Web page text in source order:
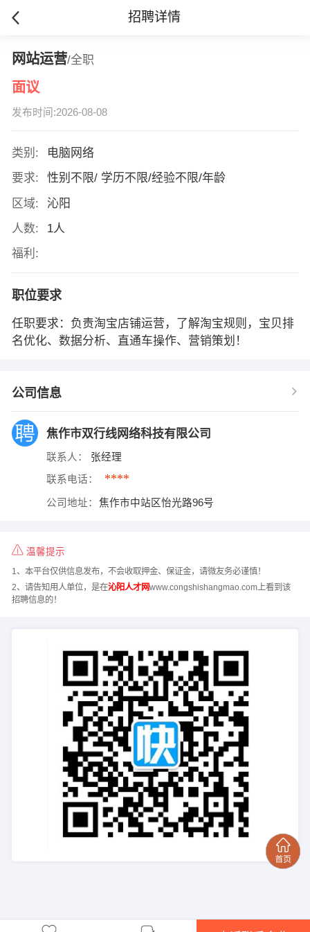
招聘详情
网站运营/全职
面议
发布时间:2026-08-08
类别:
电脑网络
要求:
性别不限/ 学历不限/经验不限/年龄
区域:
沁阳
人数:
1人
福利:
职位要求
任职要求：负责淘宝店铺运营，了解淘宝规则，宝贝排
名优化、数据分析、直通车操作、营销策划！
公司信息
焦作市双行线网络科技有限公司
联系人： 张经理
联系电话： ****
公司地址： 焦作市中站区怡光路96号
温馨提示
1、本平台仅供信息发布，不会收取押金、保证金，请微友务必谨慎！
2、请告知用人单位，是在沁阳人才网www.congshishangmao.com上看到该
招聘信息的！